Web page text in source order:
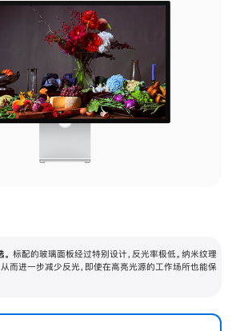
标配的玻璃面板经过特别设计，反光率极低。纳米纹理
而进一步减少反光，即使在高亮光源的工作场所也能保